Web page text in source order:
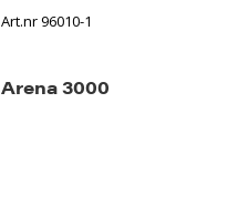
Art.nr 96010-1
Arena 3000